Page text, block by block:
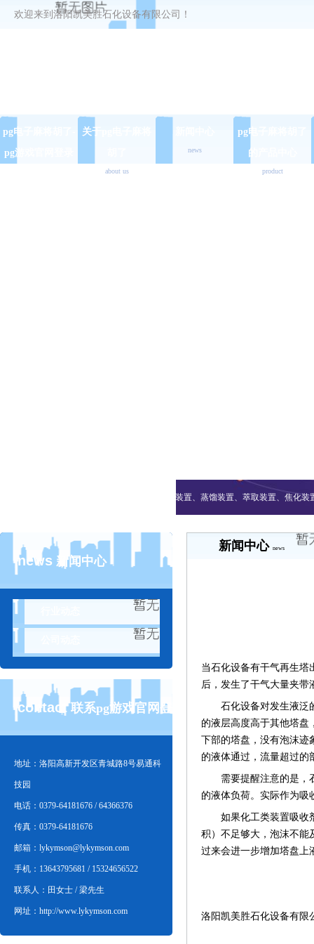
欢迎来到洛阳凯美胜石化设备有限公司！
pg电子麻将胡了-
pg游戏官网登录
关于pg电子麻将
about us
news
pg电子麻将胡了
的产品中心
product
加氢装置、流化床装置、蒸馏装置、萃取装置、焦化装
news 新闻中心
contact 联系pg游戏官网登
录入口
地址：洛阳高新开发区青城路8号易通科
技园
电话：0379-64181676 / 64366376
传真：0379-64181676
邮箱： lykymson@lykymson.com
手机：13643795681 / 15324656522
联系人：田女士 / 梁先生
网址：http://www.lykymson.com
新闻中心 news
当石化设备有干气再生塔
后，发生了干气大量夹
石化设备对发生液泛的
的液层高度高于其他塔盘
下部的塔盘，没有泡沫迹
的液体通过，流量超过的
需要提醒注意的是，石
的液体负荷。实际作为吸
如果化工类装置吸收剂
积）不足够大，泡沫不能
过来会进一步增加塔盘上
洛阳凯美胜石化设备有限